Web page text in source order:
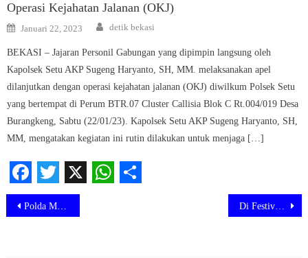
Operasi Kejahatan Jalanan (OKJ)
Posted
on
Januari 22, 2023 Author
detik bekasi
BEKASI – Jajaran Personil Gabungan yang dipimpin langsung oleh
Kapolsek Setu AKP Sugeng Haryanto, SH, MM. melaksanakan apel
dilanjutkan dengan operasi kejahatan jalanan (OKJ) diwilkum Polsek Setu
yang bertempat di Perum BTR.07 Cluster Callisia Blok C Rt.004/019 Desa
Burangkeng, Sabtu (22/01/23). Kapolsek Setu AKP Sugeng Haryanto, SH,
MM, mengatakan kegiatan ini rutin dilakukan untuk menjaga […]
Facebook
Twitter
X
Navigasi
pos
Polda Metro Jaya Lanjutkan Ajang Street Race di Bekasi Di Festival Adu Bedug, Ketua Forum Cimuning Ajak Masyarakat Terus Kreatif